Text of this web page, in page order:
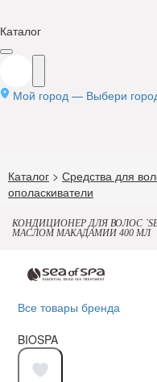
Каталог
Мой город — Выбери
Каталог > Средства для
ополаскиватели
КОНДИЦИОНЕР ДЛЯ ВОЛОС
МАСЛОМ МАКАДАМИИ 400 МЛ
Все товары бренда
BIOSPA